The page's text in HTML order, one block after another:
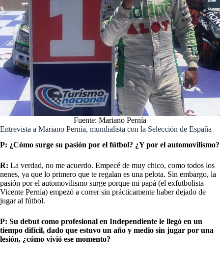
Fuente: Mariano Pernía
Entrevista a Mariano Pernía, mundialista con la Selección de España
P: ¿Cómo surge su pasión por el fútbol? ¿Y por el automovilismo?
R: La verdad, no me acuerdo. Empecé de muy chico, como todos los
nenes, ya que lo primero que te regalan es una pelota. Sin embargo, la
pasión por el automovilismo surge porque mi papá (el exfutbolista
Vicente Pernía) empezó a correr sin prácticamente haber dejado de
jugar al fútbol.
P: Su debut como profesional en Independiente le llegó en un
tiempo difícil, dado que estuvo un año y medio sin jugar por una
lesión, ¿cómo vivió ese momento?